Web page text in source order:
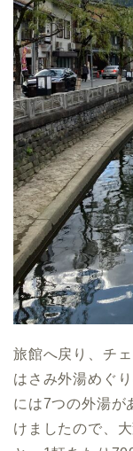
旅館へ戻り、チ
はさみ外湯めぐ
には7つの外湯が
けましたので、